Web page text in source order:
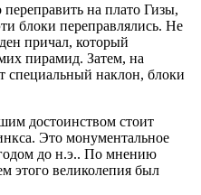
на плато Гизы,
блоки переправлялись. Не
причал, который
пирамид. Затем, на
специальный наклон, блоки
достоинством стоит
Это монументальное
до н.э.. По мнению
этого великолепия был